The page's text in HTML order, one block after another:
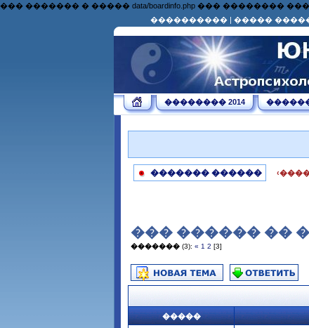
��� ������� � ����� data/boardinfo.php ���
���������� | �����
�������� 2014
������� ������
��� ������ ��
������� (3): « 1 2 [3]
�����